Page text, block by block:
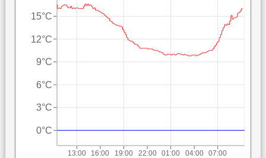
13:00 16:00 19:00 22:00 01:00 04:00 07:00
0°C
3°C
6°C
9°C
12°C
15°C